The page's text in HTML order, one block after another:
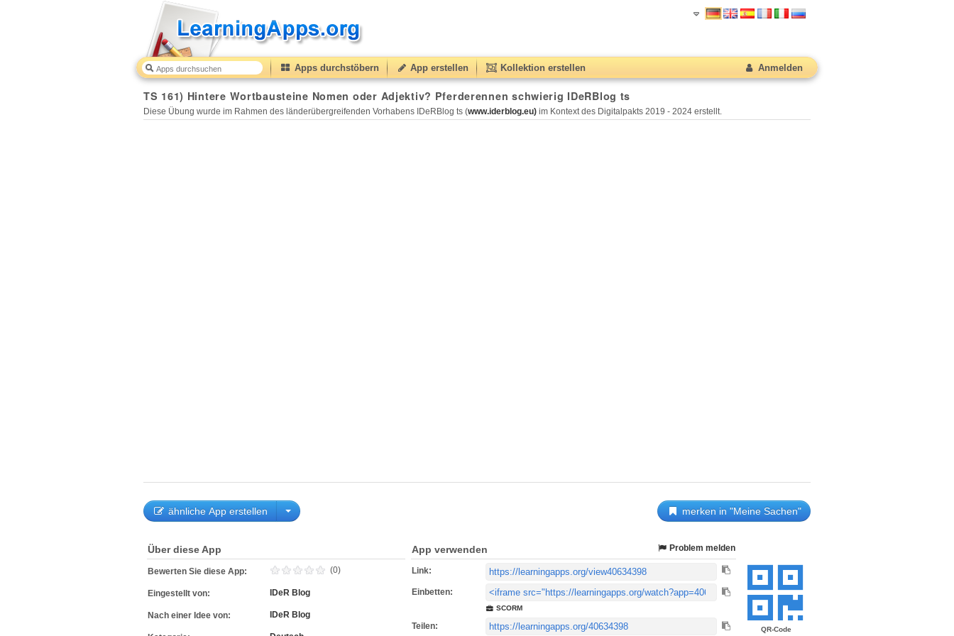
Apps durchstöbern App erstellen Kollektion erstellen Anmelden
TS 161) Hintere Wortbausteine Nomen oder Adjektiv? Pferderennen schwierig IDeRBlog ts
Diese Übung wurde im Rahmen des länderübergreifenden Vorhabens IDeRBlog ts (www.iderblog.eu) im Kontext des Digitalpakts 2019 - 2024 erstellt.
ähnliche App erstellen merken in "Meine Sachen"
QR-Code
Über diese App
Bewerten Sie diese App: (0)
Eingestellt von: IDeR Blog
Nach einer Idee von: IDeR Blog
App verwenden Problem melden
Link:
Einbetten:
SCORM
Teilen: